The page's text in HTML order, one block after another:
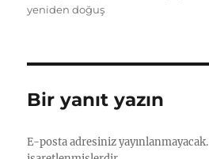
yeniden doğuş
Bir yanıt yazın
E-posta adresiniz yayınlanmayacak.